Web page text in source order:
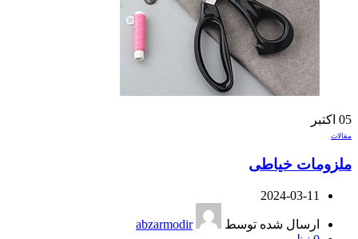
05 اکتبر
مقالات
ملزومات خیاطی
2024-03-11
ارسال شده توسط
abzarmodir